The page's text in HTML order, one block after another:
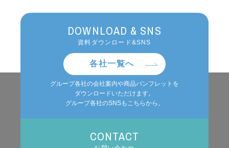
DOWNLOAD & SNS
資料ダウンロード&SNS
各社一覧へ
グループ各社の会社案内や商品パンフレットを
ダウンロードいただけます。
グループ各社のSNSもこちらから。
CONTACT